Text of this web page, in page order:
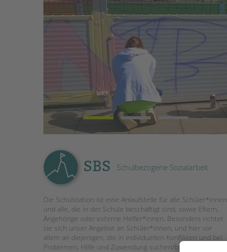
STADTTEILARBEIT
SBS Schulbezogene Sozialarbeit
Die Schulstation ist eine Anlaufstelle für alle Schüler*innen
und alle, die in der Schule beschäftigt sind, sowie Eltern,
Angehörige oder externe Helfer*innen. Besonders richtet
sie sich unser Angebot an Schüler*innen, und hier vor
allem an diejenigen, die in individuellen Konflikten und bei
Problemen, Hilfe und Zuwendung suchen/benötigen.